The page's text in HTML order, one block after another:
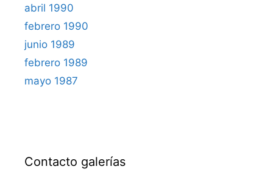
abril 1990
febrero 1990
junio 1989
febrero 1989
mayo 1987
Contacto galerías